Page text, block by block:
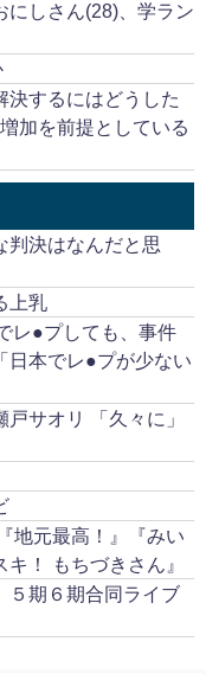
にしさん(28)、学ラン
決するにはどうした
加を前提としている
判決はなんだと思
上乳
レ●プしても、事件
日本でレ●プが少ない
サオリ 「久々に」
地元最高！』『みい
！ もちづきさん』
５期６期合同ライブ